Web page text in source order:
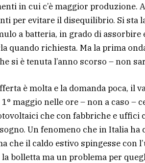
in cui c’è maggior produzione.
per evitare il disequilibrio. Si sta
a batteria, in grado di
quando richiesta. Ma la prima
si è tenuta l’anno scorso – non
è molta e la domanda poca,
maggio nelle ore – non a caso –
che con fabbriche e uffici
Un fenomeno che in Italia ha
che il caldo estivo spingesse con
bolletta ma un problema per